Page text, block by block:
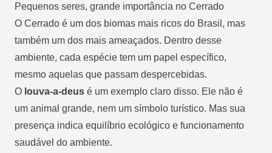
Pequenos seres, grande importância no Cerrado
O Cerrado é um dos biomas mais ricos do Brasil, mas
também um dos mais ameaçados. Dentro desse
ambiente, cada espécie tem um papel específico,
mesmo aquelas que passam despercebidas.
O louva-a-deus é um exemplo claro disso. Ele não é
um animal grande, nem um símbolo turístico. Mas sua
presença indica equilíbrio ecológico e funcionamento
saudável do ambiente.